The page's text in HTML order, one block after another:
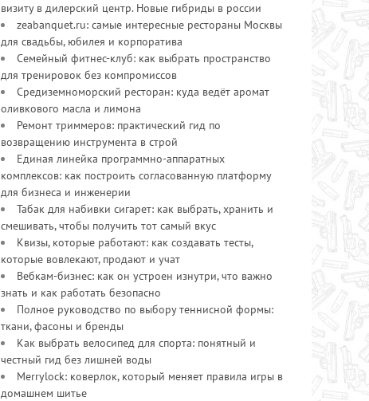
визиту в дилерский центр. Новые гибриды в россии
zeabanquet.ru: самые интересные рестораны Москвы
для свадьбы, юбилея и корпоратива
Семейный фитнес-клуб: как выбрать пространство
для тренировок без компромиссов
Средиземноморский ресторан: куда ведёт аромат
оливкового масла и лимона
Ремонт триммеров: практический гид по
возвращению инструмента в строй
Единая линейка программно-аппаратных
комплексов: как построить согласованную платформу
для бизнеса и инженерии
Табак для набивки сигарет: как выбрать, хранить и
смешивать, чтобы получить тот самый вкус
Квизы, которые работают: как создавать тесты,
которые вовлекают, продают и учат
Вебкам-бизнес: как он устроен изнутри, что важно
знать и как работать безопасно
Полное руководство по выбору теннисной формы:
ткани, фасоны и бренды
Как выбрать велосипед для спорта: понятный и
честный гид без лишней воды
Merrylock: коверлок, который меняет правила игры в
домашнем шитье